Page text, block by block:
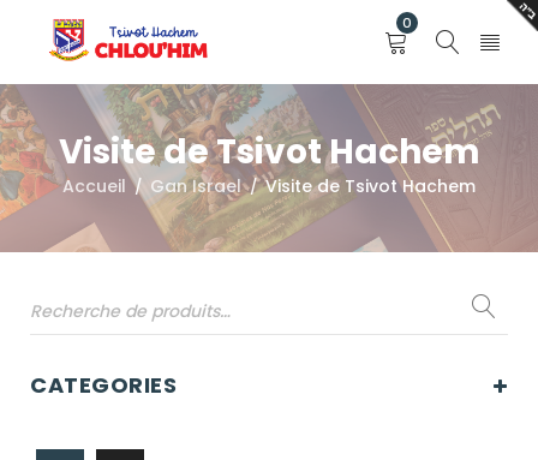
0
Visite de Tsivot Hachem
Accueil / Gan Israel / Visite de Tsivot Hachem
CATEGORIES